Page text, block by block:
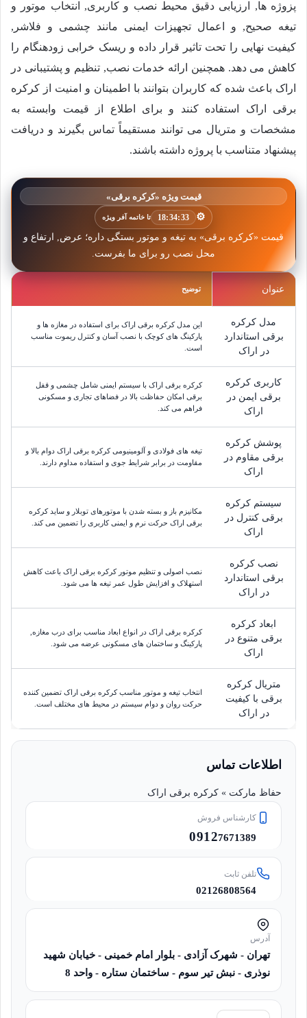
پزوژه ها, ارزیابی دقیق محیط نصب و کاربری, انتخاب موتور و
تیغه صحیح, و اعمال تجهیزات ایمنی مانند چشمی و فلاشر,
کیفیت نهایی را تحت تاثیر قرار داده و ریسک خرابی زودهنگام را
کاهش می دهد. همچنین ارائه خدمات نصب, تنظیم و پشتیبانی در
اراک باعث شده که کاربران بتوانند با اطمینان و امنیت از کرکره
برقی اراک استفاده کنند و برای اطلاع از قیمت وابسته به
مشخصات و متریال می توانند مستقیماً تماس بگیرند و دریافت
پیشنهاد متناسب با پروژه داشته باشند.
قیمت ویژه «کرکره برقی»
⚙️
18:34:30 تا خاتمه آفر ویژه
قیمت «کرکره برقی» به تیغه و موتور بستگی داره؛ عرض, ارتفاع و
محل نصب رو برای ما بفرست.
عنوان توضیح
مدل کرکره
برقی استاندارد
در اراک
این مدل کرکره برقی اراک برای استفاده در مغازه ها و
پارکینگ های کوچک با نصب آسان و کنترل ریموت مناسب
است.
کاربری کرکره
برقی ایمن در
اراک
کرکره برقی اراک با سیستم ایمنی شامل چشمی و قفل
برقی امکان حفاظت بالا در فضاهای تجاری و مسکونی
فراهم می کند.
پوشش کرکره
برقی مقاوم در
اراک
تیغه های فولادی و آلومینیومی کرکره برقی اراک دوام بالا و
مقاومت در برابر شرایط جوی و استفاده مداوم دارند.
سیستم کرکره
برقی کنترل در
اراک
مکانیزم باز و بسته شدن با موتورهای توبلار و ساید کرکره
برقی اراک حرکت نرم و ایمنی کاربری را تضمین می کند.
نصب کرکره
برقی استاندارد
در اراک
نصب اصولی و تنظیم موتور کرکره برقی اراک باعث کاهش
استهلاک و افزایش طول عمر تیغه ها می شود.
ابعاد کرکره
برقی متنوع در
اراک
کرکره برقی اراک در انواع ابعاد مناسب برای درب مغازه,
پارکینگ و ساختمان های مسکونی عرضه می شود.
متریال کرکره
برقی با کیفیت
در اراک
انتخاب تیغه و موتور مناسب کرکره برقی اراک تضمین کننده
حرکت روان و دوام سیستم در محیط های مختلف است.
اطلاعات تماس
حفاظ مارکت » کرکره برقی اراک
کارشناس فروش
09127671389
تلفن ثابت
02126808564
آدرس
تهران - شهرک آزادی - بلوار امام خمینی - خیابان شهید
نوذری - نبش تیر سوم - ساختمان ستاره - واحد 8